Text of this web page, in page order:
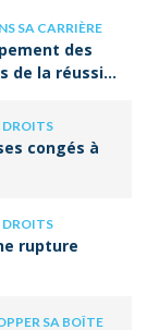
SA CARRIÈRE
des
de la réussite
DROITS
congés à
DROITS
rupture
SA BOÎTE